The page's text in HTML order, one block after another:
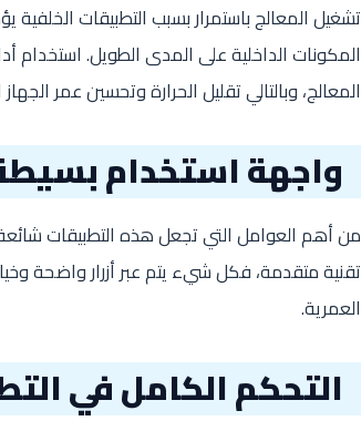
تشغيل المعالج باستمرار بسبب التطبيقات الخلفية
المكونات الداخلية على المدى الطويل.
المعالج، وبالتالي تقليل الحرارة وتحسين عمر
واجهة استخدام
من أهم العوامل التي تجعل هذه التطبيقات
تقنية متقدمة، فكل شيء يتم عبر أزرار واضحة
العمرية.
التحكم الكامل في